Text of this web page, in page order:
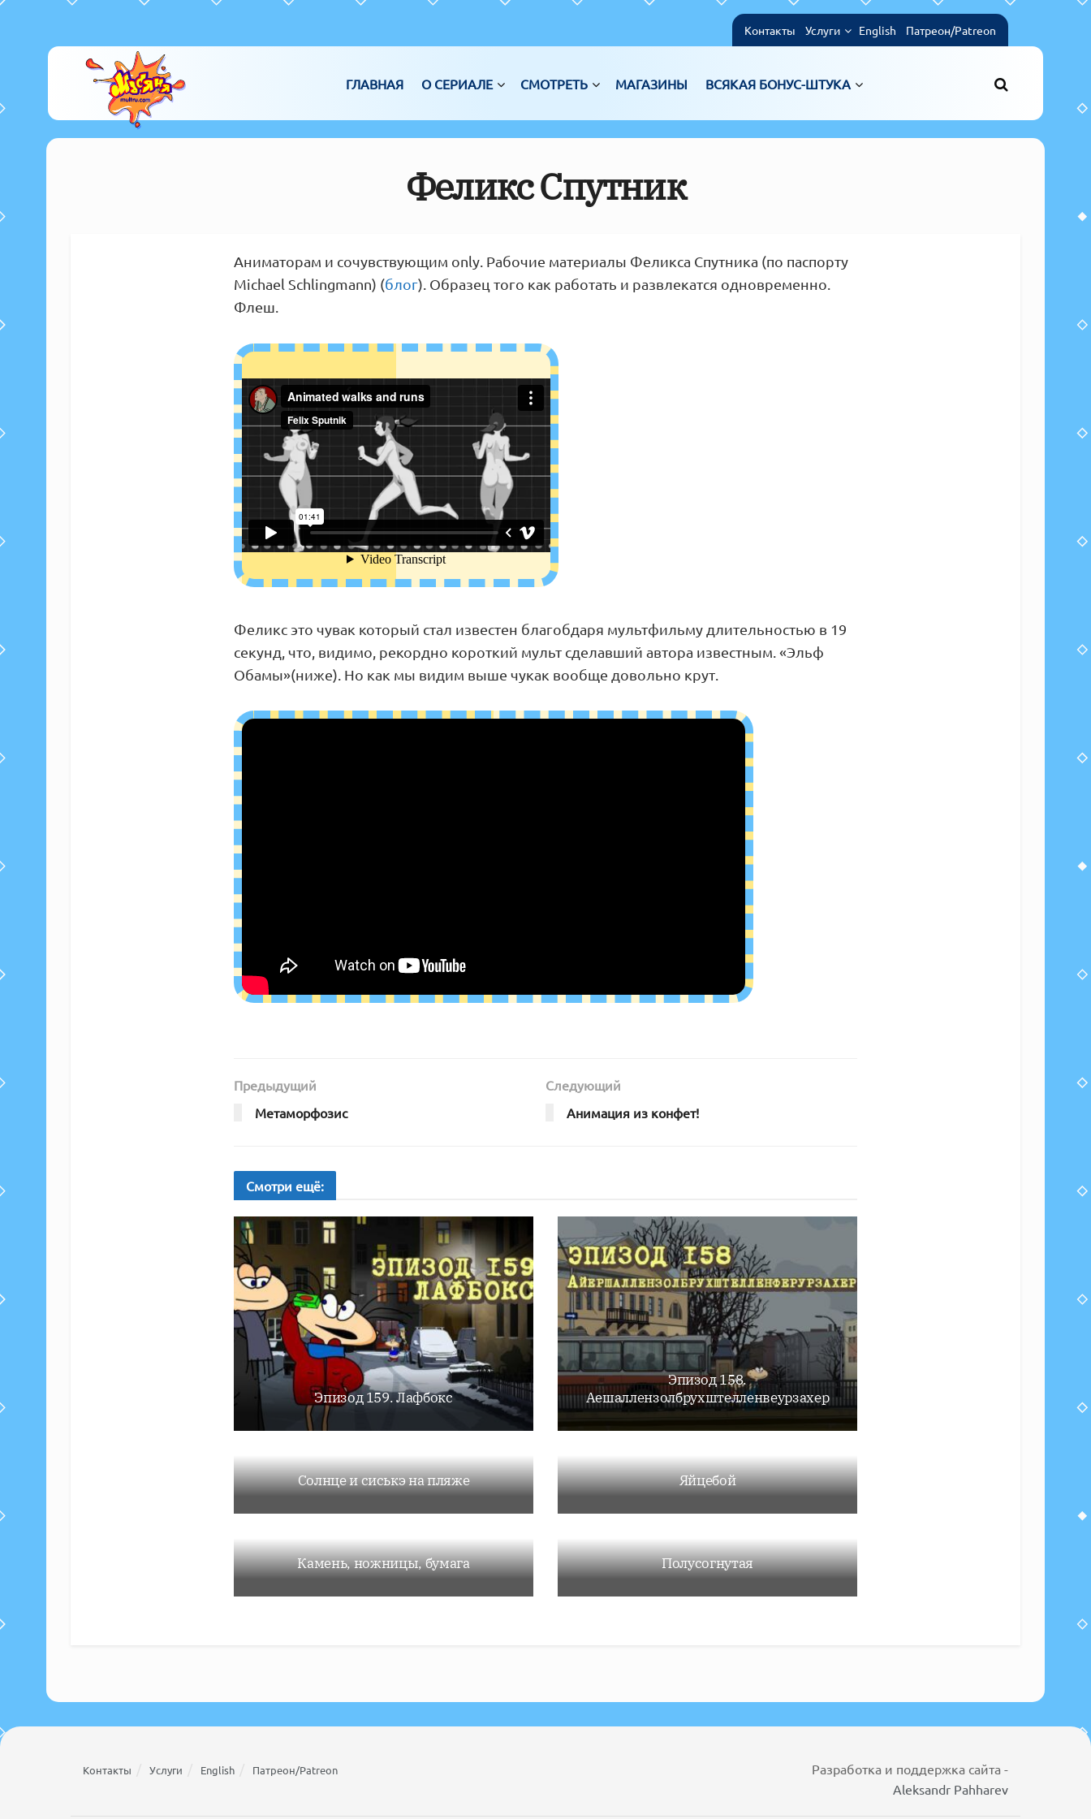
Контакты Услуги English Патреон/Patreon
ГЛАВНАЯ О СЕРИАЛЕ СМОТРЕТЬ МАГАЗИНЫ ВСЯКАЯ БОНУС-ШТУКА
Феликс Спутник
Аниматорам и сочувствующим only. Рабочие материалы Феликса Спутника (по паспорту
Michael Schlingmann) (блог). Образец того как работать и развлекатся одновременно.
Флеш.
Феликс это чувак который стал известен благобдаря мультфильму длительностью в 19
секунд, что, видимо, рекордно короткий мульт сделавший автора известным. «Эльф
Обамы»(ниже). Но как мы видим выше чукак вообще довольно крут.
Предыдущий
Метаморфозис
Следующий
Анимация из конфет!
Смотри ещё:
Эпизод 159. Лафбокс
Эпизод 158.
Аешаллензолбрухштелленвеурзахер
Солнце и сиськэ на пляже Яйцебой
Камень, ножницы, бумага Полусогнутая
Контакты Услуги English Патреон/Patreon
Разработка и поддержка сайта -
Aleksandr Pahharev